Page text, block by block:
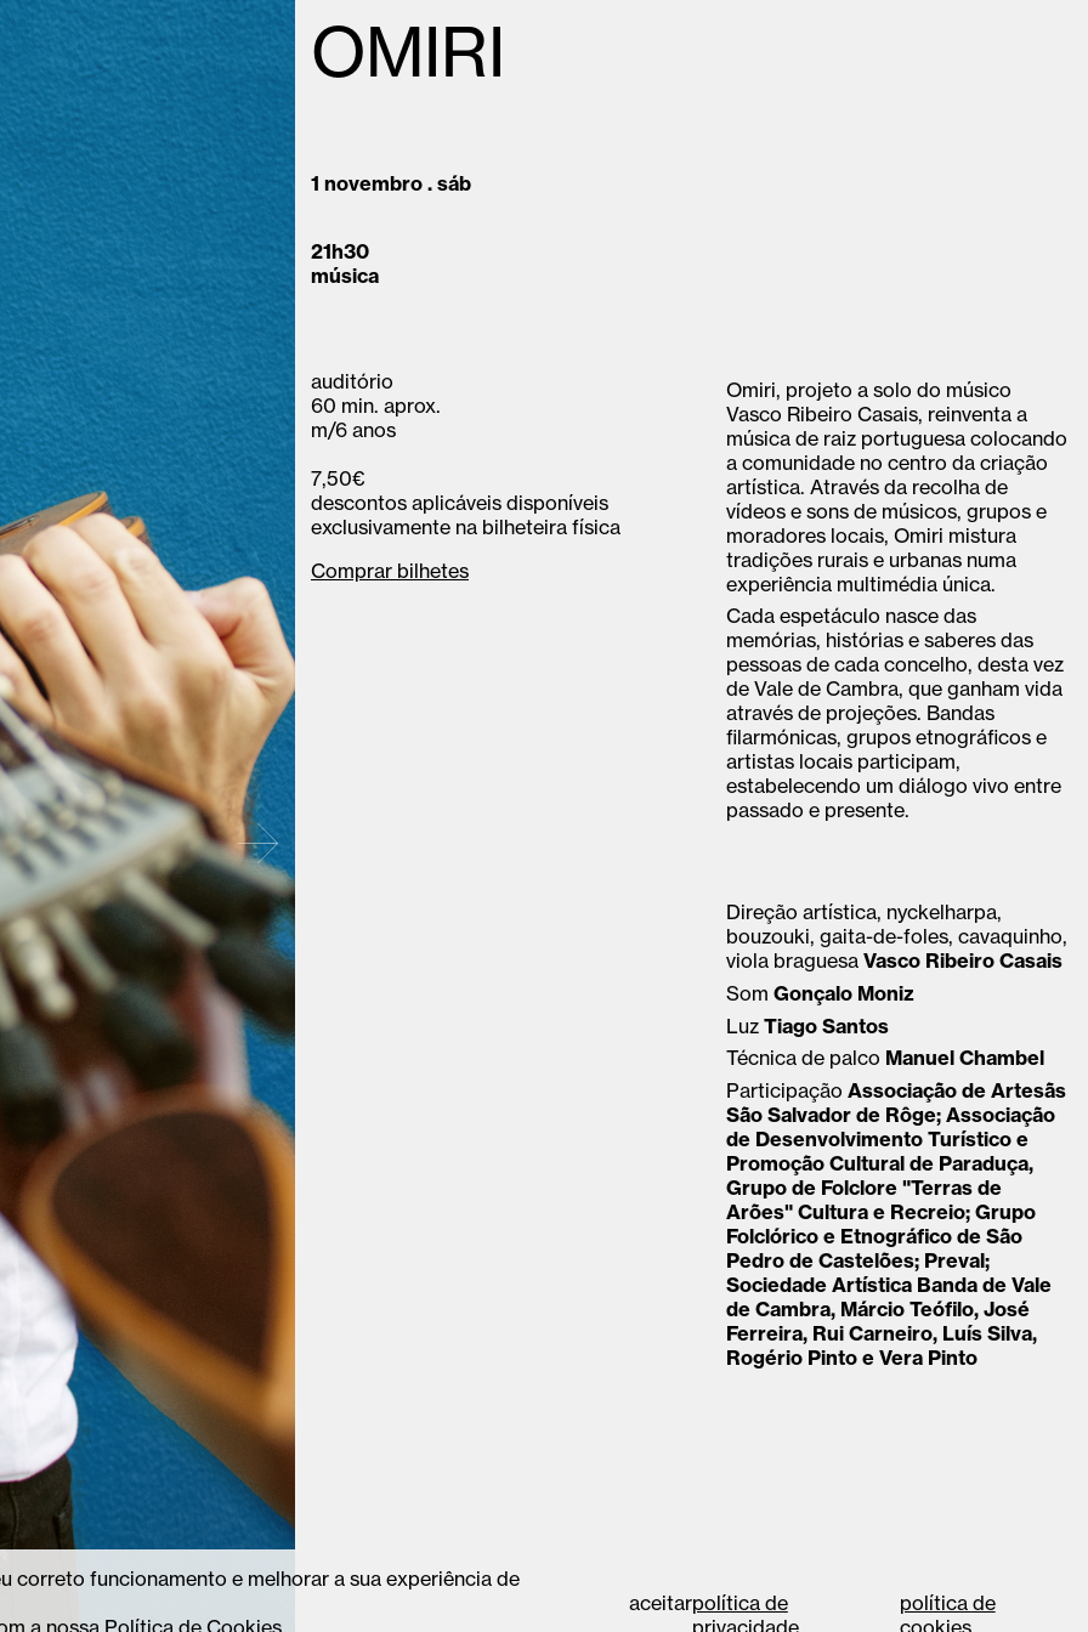
OMIRI
1 novembro . sáb
21h30
música
auditório
60 min. aprox.
m/6 anos
7,50€
descontos aplicáveis disponíveis
exclusivamente na bilheteira física
Comprar bilhetes
Omiri, projeto a solo do músico
Vasco Ribeiro Casais, reinventa a
música de raiz portuguesa colocando
a comunidade no centro da criação
artística. Através da recolha de
vídeos e sons de músicos, grupos e
moradores locais, Omiri mistura
tradições rurais e urbanas numa
experiência multimédia única.
Cada espetáculo nasce das
memórias, histórias e saberes das
pessoas de cada concelho, desta vez
de Vale de Cambra, que ganham vida
através de projeções. Bandas
filarmónicas, grupos etnográficos e
artistas locais participam,
estabelecendo um diálogo vivo entre
passado e presente.
Direção artística, nyckelharpa,
bouzouki, gaita-de-foles, cavaquinho,
viola braguesa Vasco Ribeiro Casais
Som Gonçalo Moniz
Luz Tiago Santos
Técnica de palco Manuel Chambel
Participação Associação de Artesãs
São Salvador de Rôge; Associação
de Desenvolvimento Turístico e
Promoção Cultural de Paraduça,
Grupo de Folclore "Terras de
Arões" Cultura e Recreio; Grupo
Folclórico e Etnográfico de São
Pedro de Castelões; Preval;
Sociedade Artística Banda de Vale
de Cambra, Márcio Teófilo, José
Ferreira, Rui Carneiro, Luís Silva,
Rogério Pinto e Vera Pinto
correto funcionamento e melhorar a sua experiência de
a nossa Política de Cookies.
aceitarpolítica de
privacidade
política de
cookies